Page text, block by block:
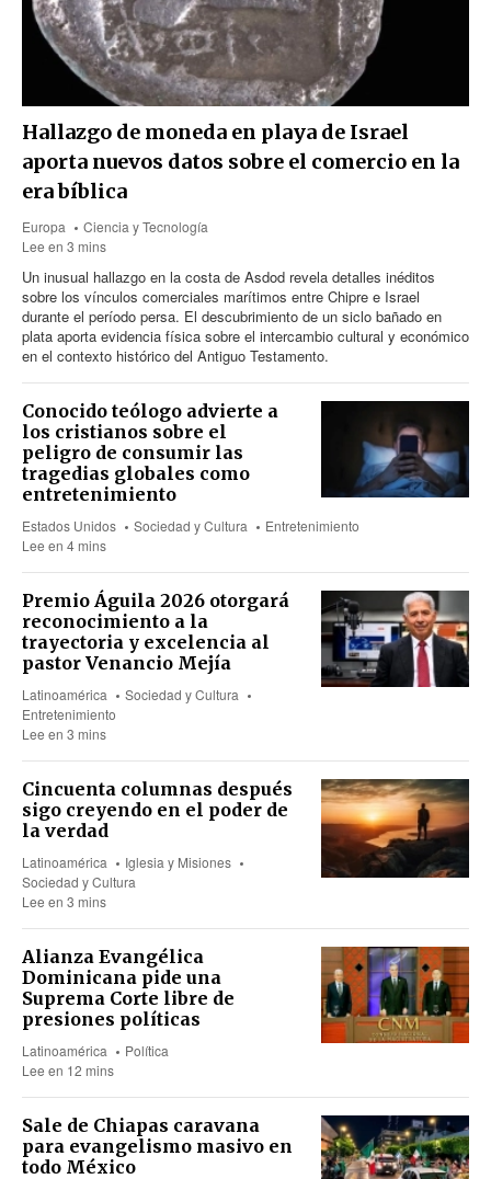
Hallazgo de moneda en playa de Israel
aporta nuevos datos sobre el comercio en la
era bíblica
Europa
Ciencia y Tecnología
Lee en 3 mins
Un inusual hallazgo en la costa de Asdod revela detalles inéditos
sobre los vínculos comerciales marítimos entre Chipre e Israel
durante el período persa. El descubrimiento de un siclo bañado en
plata aporta evidencia física sobre el intercambio cultural y económico
en el contexto histórico del Antiguo Testamento.
Conocido teólogo advierte a
los cristianos sobre el
peligro de consumir las
tragedias globales como
entretenimiento
Estados Unidos Sociedad y Cultura
Entretenimiento
Lee en 4 mins
Premio Águila 2026 otorgará
reconocimiento a la
trayectoria y excelencia al
pastor Venancio Mejía
Latinoamérica
Sociedad y Cultura
Entretenimiento
Lee en 3 mins
Cincuenta columnas después
sigo creyendo en el poder de
la verdad
Latinoamérica
Iglesia y Misiones
Sociedad y Cultura
Lee en 3 mins
Alianza Evangélica
Dominicana pide una
Suprema Corte libre de
presiones políticas
Latinoamérica
Política
Lee en 12 mins
Sale de Chiapas caravana
para evangelismo masivo en
todo México